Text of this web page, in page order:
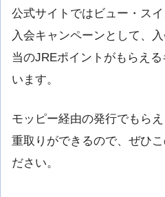
公式サイトではビュー・ス
入会キャンペーンとして、
当のJREポイントがもらえ
います。
モッピー経由の発行でもら
重取りができるので、ぜひ
ださい。